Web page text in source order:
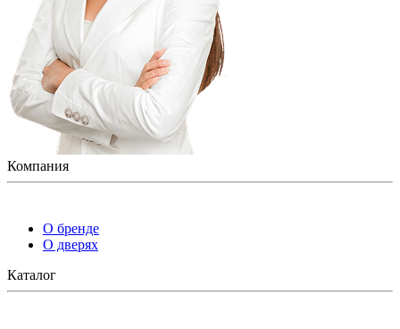
Компания
О бренде
О дверях
Каталог